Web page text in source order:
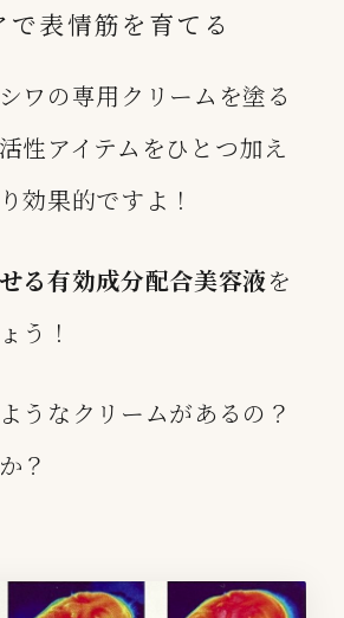
で表情筋を育てる
ワの専用クリームを塗る
性アイテムをひとつ加え
効果的ですよ！
る有効成分配合美容液を
う！
うなクリームがあるの？
？